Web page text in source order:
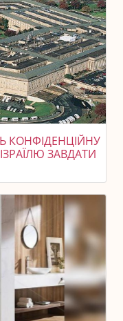
КОНФІДЕНЦІЙНУ
ЗАВДАТИ